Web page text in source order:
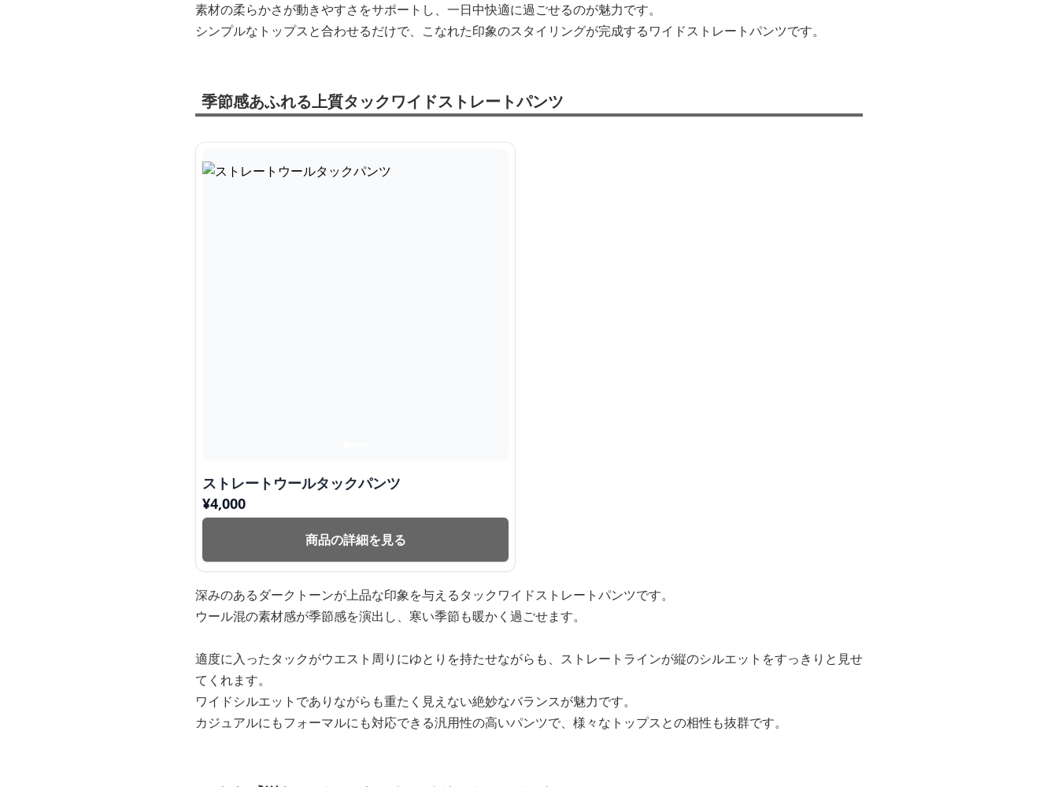
素材の柔らかさが動きやすさをサポートし、一日中快適に過ごせるのが魅力です。
シンプルなトップスと合わせるだけで、こなれた印象のスタイリングが完成するワイドストレートパンツです。
季節感あふれる上質タックワイドストレートパンツ
ストレートウールタックパンツ
¥4,000
商品の詳細を見る
深みのあるダークトーンが上品な印象を与えるタックワイドストレートパンツです。
ウール混の素材感が季節感を演出し、寒い季節も暖かく過ごせます。
適度に入ったタックがウエスト周りにゆとりを持たせながらも、ストレートラインが縦のシルエットをすっきりと見せ
てくれます。
ワイドシルエットでありながらも重たく見えない絶妙なバランスが魅力です。
カジュアルにもフォーマルにも対応できる汎用性の高いパンツで、様々なトップスとの相性も抜群です。